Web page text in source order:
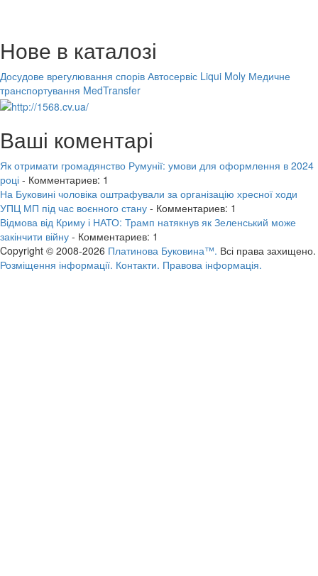
Нове в каталозі
Досудове врегулювання спорів Автосервіс Liqui Moly Медичне
транспортування MedTransfer
Ваші коментарі
Як отримати громадянство Румунії: умови для оформлення в 2024
році - Комментариев: 1
На Буковині чоловіка оштрафували за організацію хресної ходи
УПЦ МП під час воєнного стану - Комментариев: 1
Відмова від Криму і НАТО: Трамп натякнув як Зеленський може
закінчити війну - Комментариев: 1
Copyright © 2008-2026 Платинова Буковина™. Всі права захищено.
Розміщення інформації. Контакти. Правова інформація.